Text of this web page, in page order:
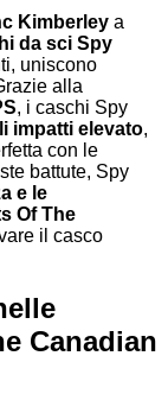
Kimberley a
da sci Spy
uniscono
alla
, i caschi Spy
impatti elevato,
con le
battute, Spy
e le
Of The
il casco
Canadian